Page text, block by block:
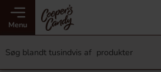
Menu